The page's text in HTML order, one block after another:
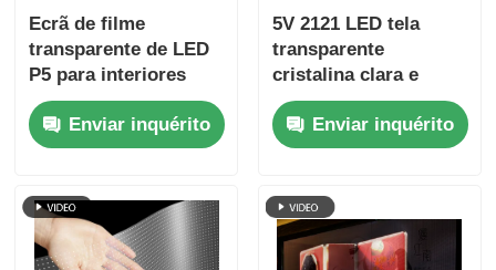
Ecrã de filme
transparente de LED
P5 para interiores
Ecrã adesivo de alta
definição para
publicidade em lojas
Enviar inquérito
5V 2121 LED tela
transparente
cristalina clara e
digital para venda a
retalho Vitrine de
vidro Centro de
do aeroporto e
exposição de marcas
de luxo
Enviar inquérito